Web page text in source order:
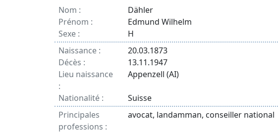
Nom :
Dähler
Prénom :
Edmund Wilhelm
Sexe :
H
Naissance :
20.03.1873
Décès :
13.11.1947
Lieu naissance
:
Appenzell (AI)
Nationalité :
Suisse
Principales
professions :
avocat, landamman, conseiller national